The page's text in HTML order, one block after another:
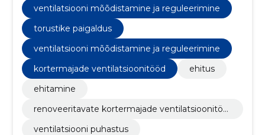
ventilatsiooni mõõdistamine ja reguleerimine
torustike paigaldus
ventilatsiooni mõõdistamine ja reguleerimine
kortermajade ventilatsioonitööd
ehitus
ehitamine
renoveeritavate kortermajade ventilatsioonitöö
ventilatsiooni puhastus